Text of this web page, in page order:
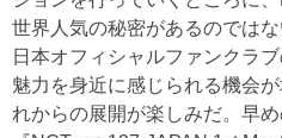
世界人気の秘密があるのではな
日本オフィシャルファンクラ
魅力を身近に感じられる機会
れからの展開が楽しみだ。早